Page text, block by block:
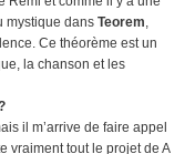
mystique dans Teorem,
Ce théorème est un
la chanson et les
il m’arrive de faire appel
vraiment tout le projet de A